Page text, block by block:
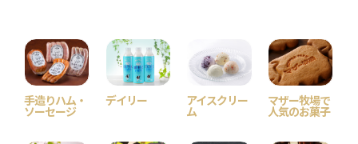
手造りハム・
ソーセージ
デイリー アイスクリー
ム
マザー牧場で
人気のお菓子